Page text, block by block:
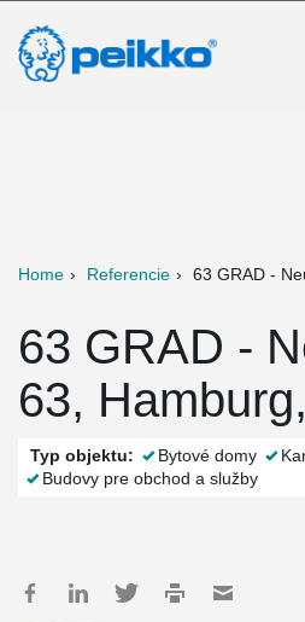
Home Referencie 63 GRAD -
63 GRAD -
63,
Typ objektu: Bytové domy
Budovy pre obchod a služby